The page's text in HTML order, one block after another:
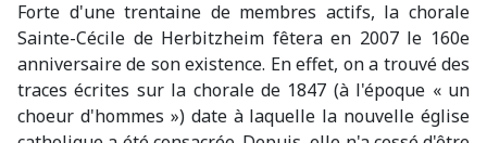
Forte d'une trentaine de membres actifs, la chorale
Sainte-Cécile de Herbitzheim fêtera en 2007 le 160e
anniversaire de son existence. En effet, on a trouvé des
traces écrites sur la chorale de 1847 (à l'époque « un
choeur d'hommes ») date à laquelle la nouvelle église